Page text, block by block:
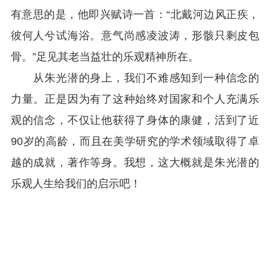
有意思的是，他即兴赋诗一首：“北戴河边风正疾，
彼何人兮试海浴。意气尚感凌波涛，形骸只剩皮包
骨。”足见其老当益壮的乐观精神所在。
从朱光潜的身上，我们不难感知到一种信念的
力量。正是因为有了这种始终对国家和个人充满乐
观的信念，不仅让他获得了身体的康健，活到了近
90岁的高龄，而且在美学研究的学术领域取得了卓
越的成就，著作等身。我想，这大概就是朱光潜的
乐观人生给我们的启示吧！